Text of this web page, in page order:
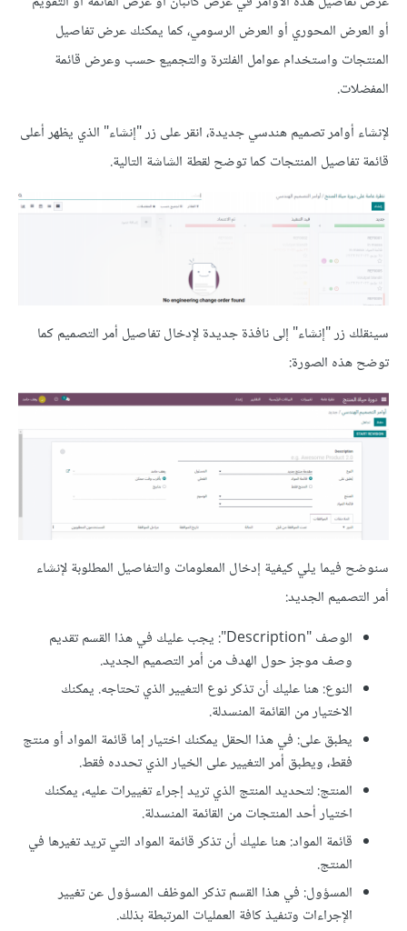
أو العرض المحوري أو العرض الرسومي، كما يمكنك عرض تفاصيل
المنتجات واستخدام عوامل الفلترة والتجميع حسب وعرض قائمة
المفضلات.
لإنشاء أوامر تصميم هندسي جديدة، انقر على زر "إنشاء" الذي يظهر أعلى
قائمة تفاصيل المنتجات كما توضح لقطة الشاشة التالية.
سينقلك زر "إنشاء" إلى نافذة جديدة لإدخال تفاصيل أمر التصميم كما
توضح هذه الصورة:
سنوضح فيما يلي كيفية إدخال المعلومات والتفاصيل المطلوبة لإنشاء
أمر التصميم الجديد:
الوصف "Description": يجب عليك في هذا القسم تقديم
وصف موجز حول الهدف من أمر التصميم الجديد.
النوع: هنا عليك أن تذكر نوع التغيير الذي تحتاجه. يمكنك
الاختيار من القائمة المنسدلة.
يطبق على: في هذا الحقل يمكنك اختيار إما قائمة المواد أو منتج
فقط، ويطبق أمر التغيير على الخيار الذي تحدده فقط.
المنتج: لتحديد المنتج الذي تريد إجراء تغييرات عليه، يمكنك
اختيار أحد المنتجات من القائمة المنسدلة.
قائمة المواد: هنا عليك أن تذكر قائمة المواد التي تريد تغيرها في
المنتج.
المسؤول: في هذا القسم تذكر الموظف المسؤول عن تغيير
الإجراءات وتنفيذ كافة العمليات المرتبطة بذلك.